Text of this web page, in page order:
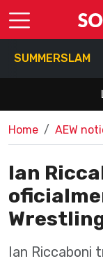
SUMMERSLAM
Home AEW
Ian
Ian Riccaboni